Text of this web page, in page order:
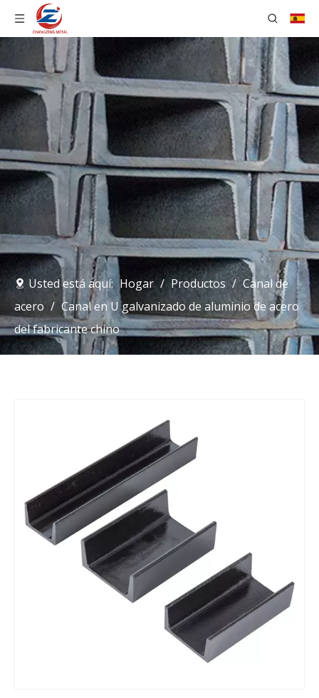
Usted está aquí: Hogar / Productos / Canal de
acero / Canal en U galvanizado de aluminio de acero
del fabricante chino